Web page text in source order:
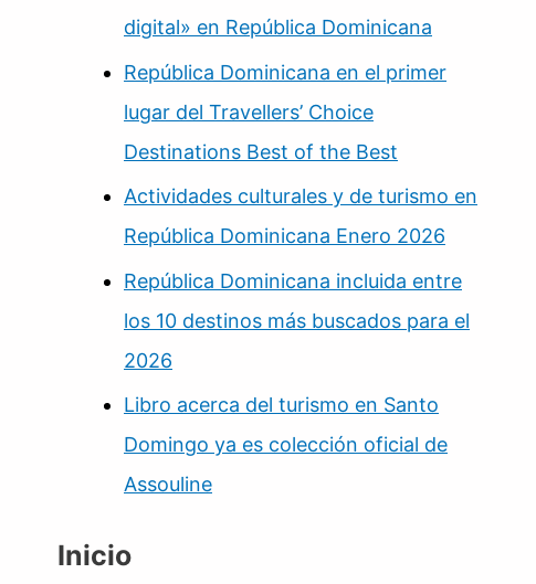
digital» en República Dominicana
República Dominicana en el primer
lugar del Travellers’ Choice
Destinations Best of the Best
Actividades culturales y de turismo en
República Dominicana Enero 2026
República Dominicana incluida entre
los 10 destinos más buscados para el
2026
Libro acerca del turismo en Santo
Domingo ya es colección oficial de
Assouline
Inicio